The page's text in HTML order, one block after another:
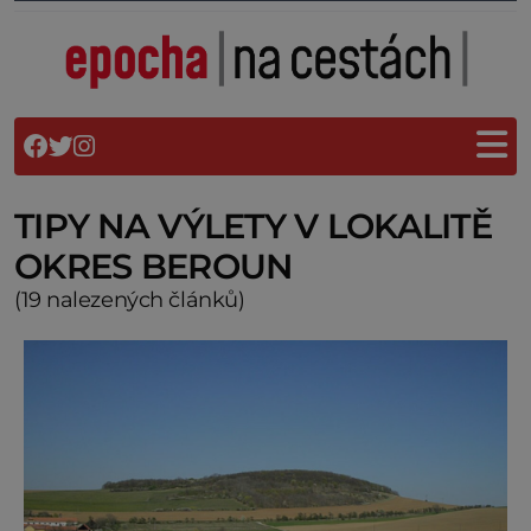
TIPY NA VÝLETY V LOKALITĚ
OKRES BEROUN
(19 nalezených článků)